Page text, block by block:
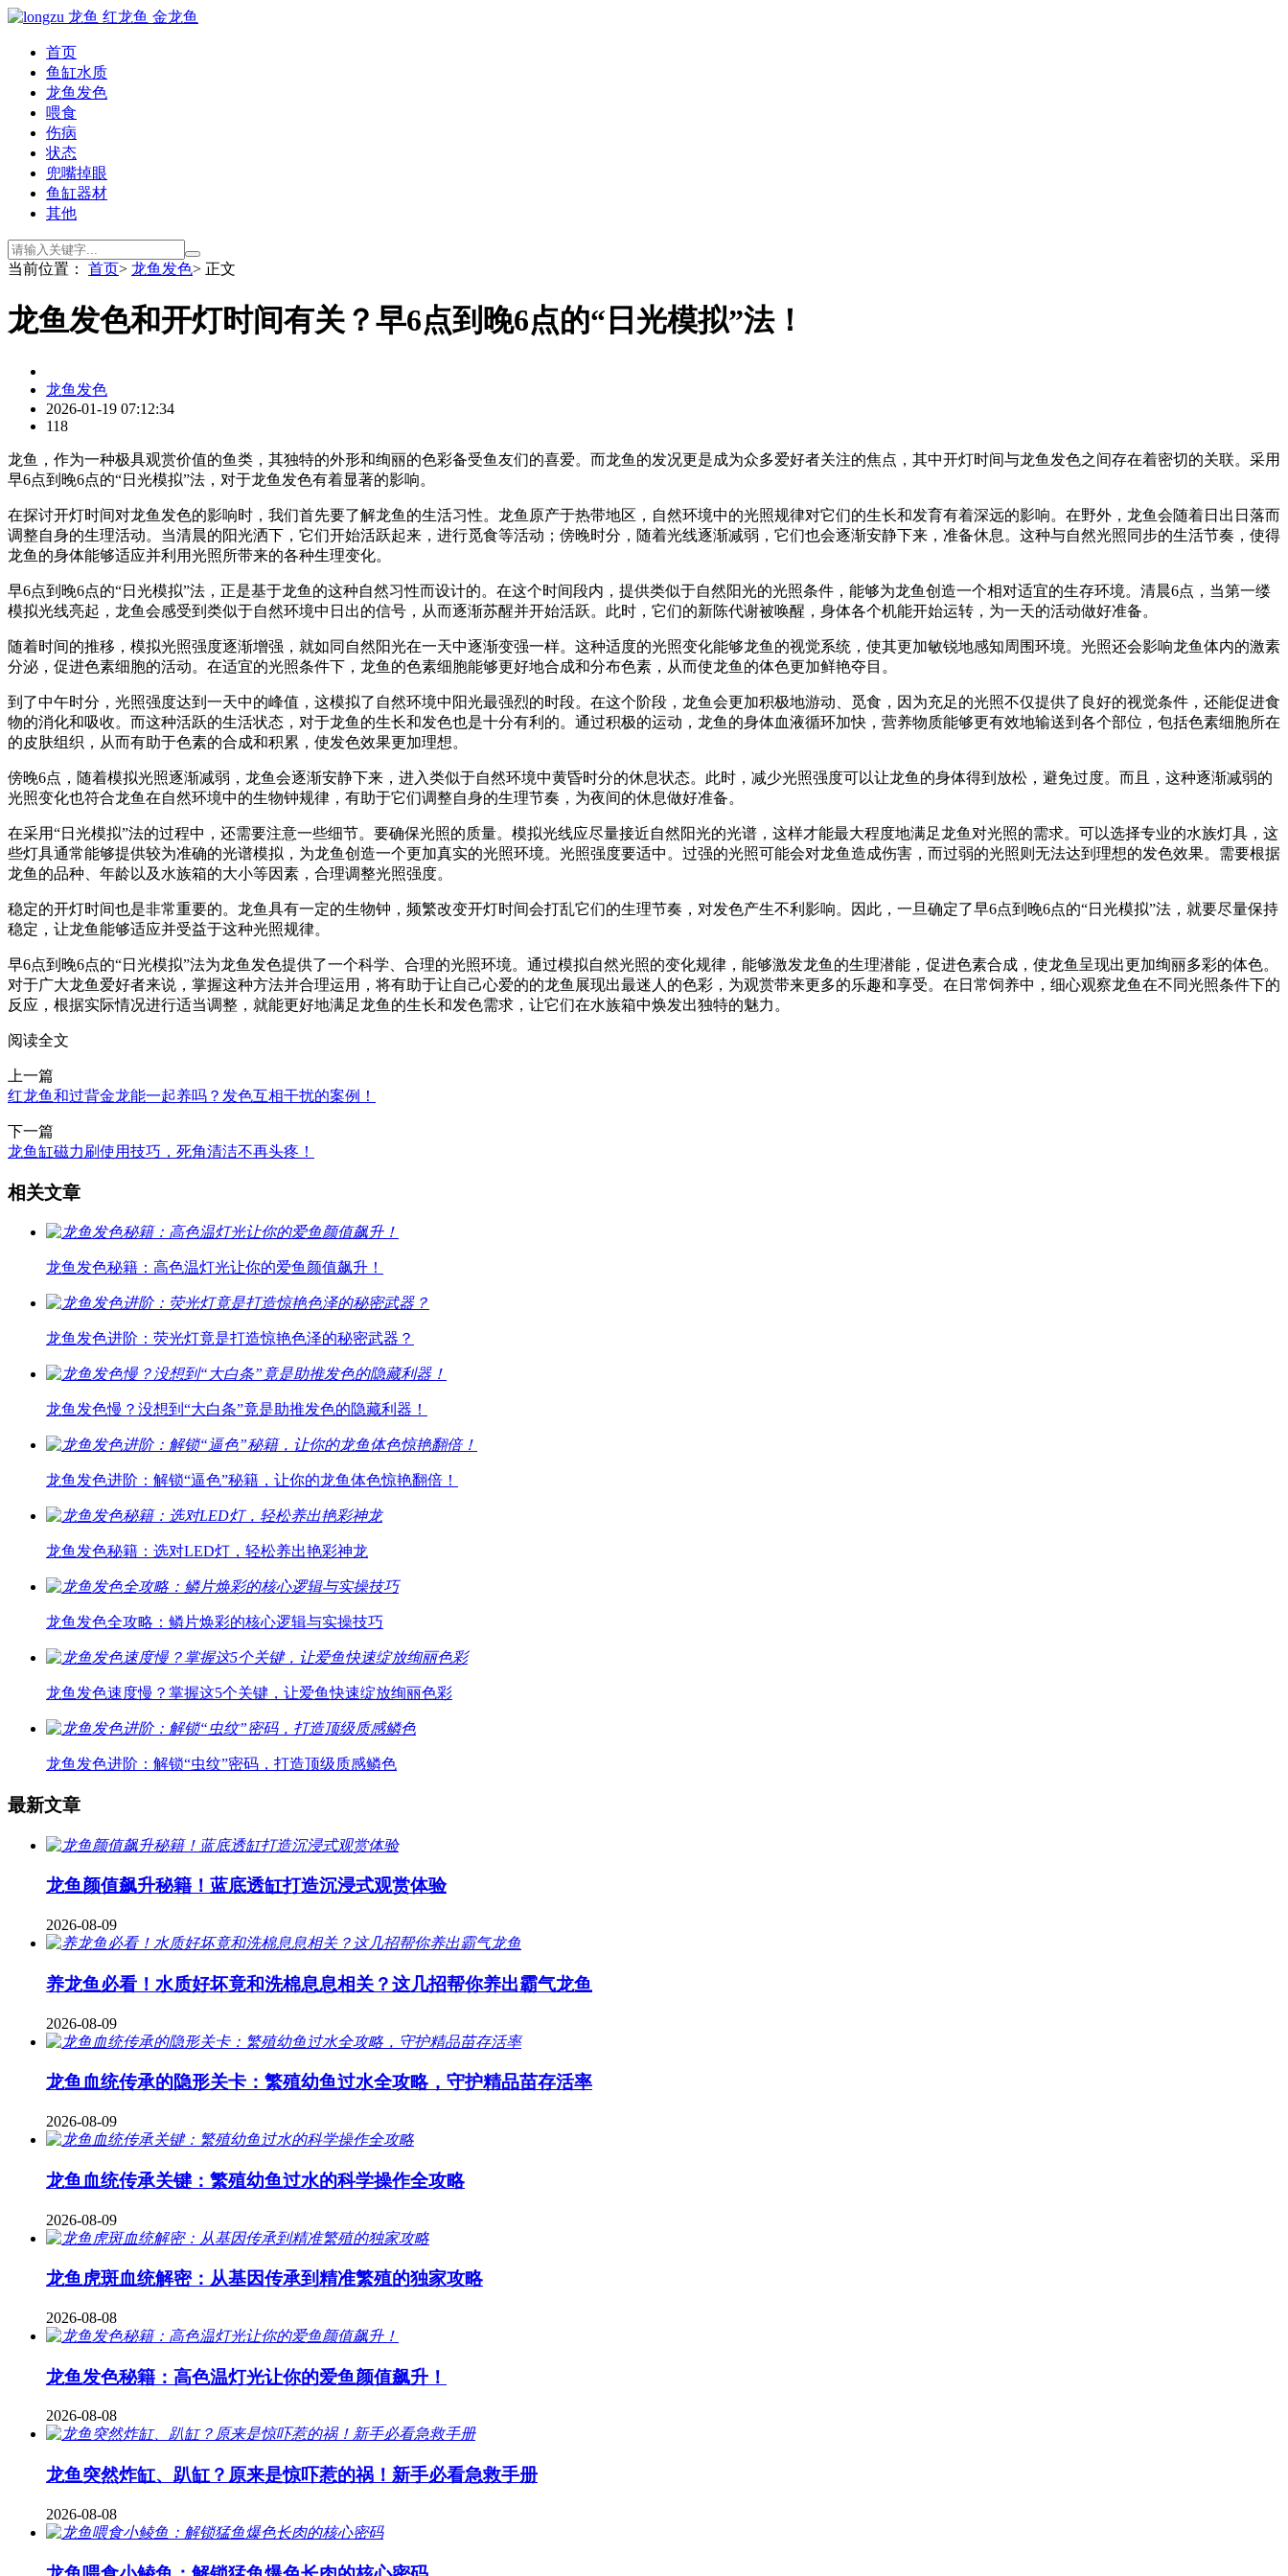
首页
鱼缸水质
龙鱼发色
喂食
伤病
状态
兜嘴掉眼
鱼缸器材
其他
当前位置： 首页> 龙鱼发色> 正文
龙鱼发色和开灯时间有关？早6点到晚6点的“日光模拟”法！
龙鱼发色
2026-01-19 07:12:34
118
龙鱼，作为一种极具观赏价值的鱼类，其独特的外形和绚丽的色彩备受鱼友们的喜爱。而龙鱼的发况更是成为众多爱好者关注的焦点，其中开灯时间与龙鱼发色之间存在着密切的关联。采用
早6点到晚6点的“日光模拟”法，对于龙鱼发色有着显著的影响。
在探讨开灯时间对龙鱼发色的影响时，我们首先要了解龙鱼的生活习性。龙鱼原产于热带地区，自然环境中的光照规律对它们的生长和发育有着深远的影响。在野外，龙鱼会随着日出日落而
调整自身的生理活动。当清晨的阳光洒下，它们开始活跃起来，进行觅食等活动；傍晚时分，随着光线逐渐减弱，它们也会逐渐安静下来，准备休息。这种与自然光照同步的生活节奏，使得
龙鱼的身体能够适应并利用光照所带来的各种生理变化。
早6点到晚6点的“日光模拟”法，正是基于龙鱼的这种自然习性而设计的。在这个时间段内，提供类似于自然阳光的光照条件，能够为龙鱼创造一个相对适宜的生存环境。清晨6点，当第一缕
模拟光线亮起，龙鱼会感受到类似于自然环境中日出的信号，从而逐渐苏醒并开始活跃。此时，它们的新陈代谢被唤醒，身体各个机能开始运转，为一天的活动做好准备。
随着时间的推移，模拟光照强度逐渐增强，就如同自然阳光在一天中逐渐变强一样。这种适度的光照变化能够龙鱼的视觉系统，使其更加敏锐地感知周围环境。光照还会影响龙鱼体内的激素
分泌，促进色素细胞的活动。在适宜的光照条件下，龙鱼的色素细胞能够更好地合成和分布色素，从而使龙鱼的体色更加鲜艳夺目。
到了中午时分，光照强度达到一天中的峰值，这模拟了自然环境中阳光最强烈的时段。在这个阶段，龙鱼会更加积极地游动、觅食，因为充足的光照不仅提供了良好的视觉条件，还能促进食
物的消化和吸收。而这种活跃的生活状态，对于龙鱼的生长和发色也是十分有利的。通过积极的运动，龙鱼的身体血液循环加快，营养物质能够更有效地输送到各个部位，包括色素细胞所在
的皮肤组织，从而有助于色素的合成和积累，使发色效果更加理想。
傍晚6点，随着模拟光照逐渐减弱，龙鱼会逐渐安静下来，进入类似于自然环境中黄昏时分的休息状态。此时，减少光照强度可以让龙鱼的身体得到放松，避免过度。而且，这种逐渐减弱的
光照变化也符合龙鱼在自然环境中的生物钟规律，有助于它们调整自身的生理节奏，为夜间的休息做好准备。
在采用“日光模拟”法的过程中，还需要注意一些细节。要确保光照的质量。模拟光线应尽量接近自然阳光的光谱，这样才能最大程度地满足龙鱼对光照的需求。可以选择专业的水族灯具，这
些灯具通常能够提供较为准确的光谱模拟，为龙鱼创造一个更加真实的光照环境。光照强度要适中。过强的光照可能会对龙鱼造成伤害，而过弱的光照则无法达到理想的发色效果。需要根据
龙鱼的品种、年龄以及水族箱的大小等因素，合理调整光照强度。
稳定的开灯时间也是非常重要的。龙鱼具有一定的生物钟，频繁改变开灯时间会打乱它们的生理节奏，对发色产生不利影响。因此，一旦确定了早6点到晚6点的“日光模拟”法，就要尽量保持
稳定，让龙鱼能够适应并受益于这种光照规律。
早6点到晚6点的“日光模拟”法为龙鱼发色提供了一个科学、合理的光照环境。通过模拟自然光照的变化规律，能够激发龙鱼的生理潜能，促进色素合成，使龙鱼呈现出更加绚丽多彩的体色。
对于广大龙鱼爱好者来说，掌握这种方法并合理运用，将有助于让自己心爱的的龙鱼展现出最迷人的色彩，为观赏带来更多的乐趣和享受。在日常饲养中，细心观察龙鱼在不同光照条件下的
反应，根据实际情况进行适当调整，就能更好地满足龙鱼的生长和发色需求，让它们在水族箱中焕发出独特的魅力。
阅读全文
上一篇
红龙鱼和过背金龙能一起养吗？发色互相干扰的案例！
下一篇
龙鱼缸磁力刷使用技巧，死角清洁不再头疼！
相关文章
龙鱼发色秘籍：高色温灯光让你的爱鱼颜值飙升！
龙鱼发色进阶：荧光灯竟是打造惊艳色泽的秘密武器？
龙鱼发色慢？没想到“大白条”竟是助推发色的隐藏利器！
龙鱼发色进阶：解锁“逼色”秘籍，让你的龙鱼体色惊艳翻倍！
龙鱼发色秘籍：选对LED灯，轻松养出艳彩神龙
龙鱼发色全攻略：鳞片焕彩的核心逻辑与实操技巧
龙鱼发色速度慢？掌握这5个关键，让爱鱼快速绽放绚丽色彩
龙鱼发色进阶：解锁“虫纹”密码，打造顶级质感鳞色
最新文章
龙鱼颜值飙升秘籍！蓝底透缸打造沉浸式观赏体验
2026-08-09
养龙鱼必看！水质好坏竟和洗棉息息相关？这几招帮你养出霸气龙鱼
2026-08-09
龙鱼血统传承的隐形关卡：繁殖幼鱼过水全攻略，守护精品苗存活率
2026-08-09
龙鱼血统传承关键：繁殖幼鱼过水的科学操作全攻略
2026-08-09
龙鱼虎斑血统解密：从基因传承到精准繁殖的独家攻略
2026-08-08
龙鱼发色秘籍：高色温灯光让你的爱鱼颜值飙升！
2026-08-08
龙鱼突然炸缸、趴缸？原来是惊吓惹的祸！新手必看急救手册
2026-08-08